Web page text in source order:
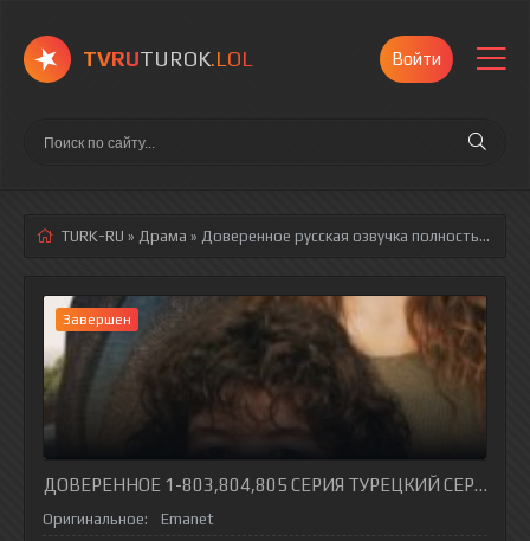
TVRUTUROK.LOL Войти
TURK-RU » Драма » Доверенное русская озвучка полностью смотреть онлайн!
Завершен
ДОВЕРЕННОЕ 1-803,804,805 СЕРИЯ ТУРЕЦКИЙ СЕРИАЛ
Оригинальное:
Emanet